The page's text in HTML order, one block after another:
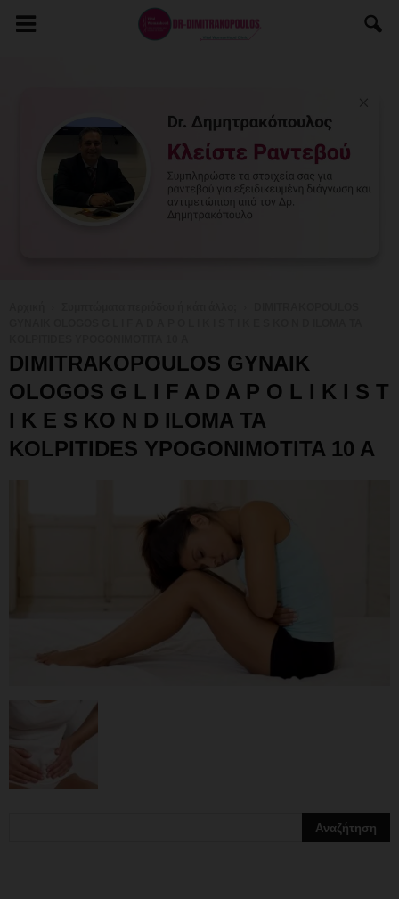
DIMITRAKOPOULOS GYNAIK
OLOGOS G L I F A D A P O L I K I S T
I K E S KO N D ILOMA TA
KOLPITIDES YPOGONIMOTITA 10 A